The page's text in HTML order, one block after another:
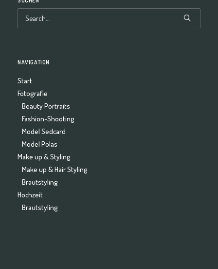
NAVIGATION
Start
Fotografie
Beauty Portraits
Fashion-Shooting
Model Sedcard
Model Polas
Make up & Styling
Make up & Hair Styling
Brautstyling
Hochzeit
Brautstyling